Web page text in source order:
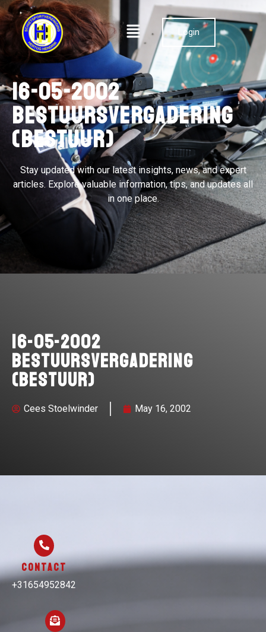
Login
16-05-2002
Bestuursvergadering
(bestuur)
Stay updated with our latest insights, news, and expert
articles. Explore valuable information, tips, and updates all
in one place.
16-05-2002
Bestuursvergadering
(bestuur)
Cees Stoelwinder May 16, 2002
Contact
+31654952842